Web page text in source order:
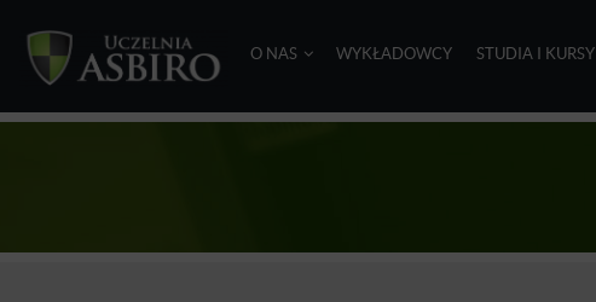
O NAS WYKŁADOWCY STUDIA I KURSY